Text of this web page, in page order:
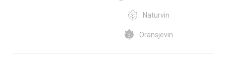
Naturvin
Oransjevin